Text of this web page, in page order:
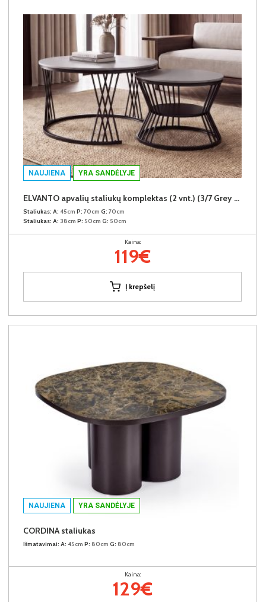
NAUJIENA YRA SANDĖLYJE
ELVANTO apvalių staliukų komplektas (2 vnt.) (3/7 Grey Matt)
Staliukas: A: 45cm P: 70cm G: 70cm
Staliukas: A: 38cm P: 50cm G: 50cm
Kaina:
119€
Į krepšelį
NAUJIENA YRA SANDĖLYJE
CORDINA staliukas
Išmatavimai: A: 45cm P: 80cm G: 80cm
Kaina:
129€